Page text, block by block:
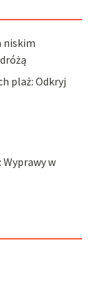
niskim
plaż: Odkryj
w